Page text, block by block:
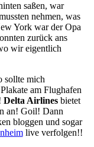
saßen, war
nehmen, was
York war der Opa
zurück ans
wir eigentlich
sollte mich
am Flughafen
Delta Airlinesbietet
an! Goil! Dann
bloggen und sogar
live verfolgen!!